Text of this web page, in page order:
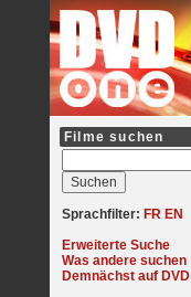
Filme suchen
Sprachfilter: FR EN
Erweiterte Suche
Was andere suchen
Demnächst auf DVD